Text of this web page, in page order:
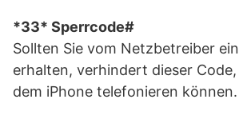
*33* Sperrcode#
Sollten Sie vom Netzbetreiber
erhalten, verhindert dieser Code,
dem iPhone telefonieren können.